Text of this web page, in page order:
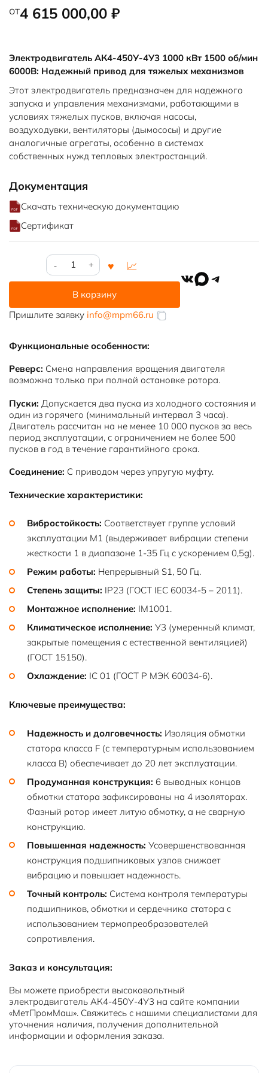
от4 615 000,00 ₽
Электродвигатель АК4-450У-4У3 1000 кВт 1500 об/мин
6000В: Надежный привод для тяжелых механизмов
Этот электродвигатель предназначен для надежного
запуска и управления механизмами, работающими в
условиях тяжелых пусков, включая насосы,
воздуходувки, вентиляторы (дымососы) и другие
аналогичные агрегаты, особенно в системах
собственных нужд тепловых электростанций.
Документация
Скачать техническую документацию
Сертификат
Количество
товара
450У-4У3В корзину
VKMAXTelegram
Пришлите заявку info@mpm66.ru
Функциональные особенности:
Реверс: Смена направления вращения двигателя
возможна только при полной остановке ротора.
Пуски: Допускается два пуска из холодного состояния и
один из горячего (минимальный интервал 3 часа).
Двигатель рассчитан на не менее 10 000 пусков за весь
период эксплуатации, с ограничением не более 500
пусков в год в течение гарантийного срока.
Соединение: С приводом через упругую муфту.
Технические характеристики:
Вибростойкость: Соответствует группе условий
эксплуатации М1 (выдерживает вибрации степени
жесткости 1 в диапазоне 1-35 Гц с ускорением 0,5g).
Режим работы: Непрерывный S1, 50 Гц.
Степень защиты: IP23 (ГОСТ IEC 60034-5 – 2011).
Монтажное исполнение: IM1001.
Климатическое исполнение: У3 (умеренный климат,
закрытые помещения с естественной вентиляцией)
(ГОСТ 15150).
Охлаждение: IC 01 (ГОСТ Р МЭК 60034-6).
Ключевые преимущества:
Надежность и долговечность: Изоляция обмотки
статора класса F (с температурным использованием
класса B) обеспечивает до 20 лет эксплуатации.
Продуманная конструкция: 6 выводных концов
обмотки статора зафиксированы на 4 изоляторах.
Фазный ротор имеет литую обмотку, а не сварную
конструкцию.
Повышенная надежность: Усовершенствованная
конструкция подшипниковых узлов снижает
вибрацию и повышает надежность.
Точный контроль: Система контроля температуры
подшипников, обмотки и сердечника статора с
использованием термопреобразователей
сопротивления.
Заказ и консультация:
Вы можете приобрести высоковольтный
электродвигатель АК4-450У-4У3 на сайте компании
«МетПромМаш». Свяжитесь с нашими специалистами для
уточнения наличия, получения дополнительной
информации и оформления заказа.